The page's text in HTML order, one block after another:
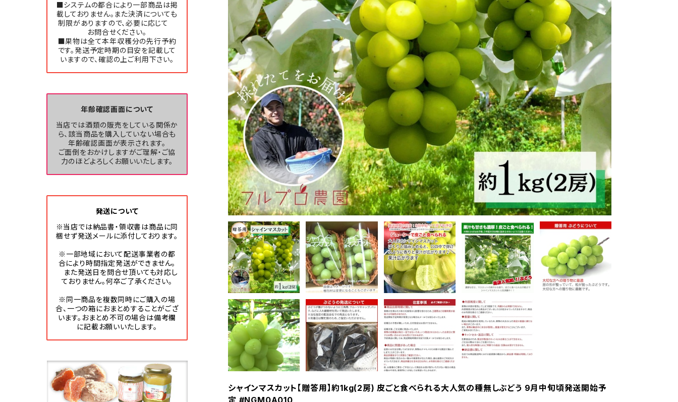
シャインマスカット【贈答用】約1kg(2房) 皮ごと食べられる大人気の種無しぶどう 9月中旬頃発送開始予
定 #NGM0A010
■システムの都合により一部商品は掲
載しておりません。また決済についても
制限がありますので、必要に応じて
お問合せください。
■果物は全て本年収穫分の先行予約
です。発送予定時期の目安を記載して
いますので、確認の上ご利用下さい。
年齢確認画面について
当店では酒類の販売をしている関係か
ら、該当商品を購入していない場合も
年齢確認画面が表示されます。
ご面倒をおかけしますがご理解・ご協
力のほどよろしくお願いいたします。
発送について
※当店では納品書・領収書は商品に同
梱せず発送メールに添付しております。
※一部地域において配送事業者の都
合により時間指定発送ができません。
また発送日を問合せ頂いても対応し
ておりません。何卒ご了承ください。
※同一商品を複数同時にご購入の場
合、一つの箱におまとめすることがござ
います。おまとめ不可の場合は備考欄
に記載お願いいたします。